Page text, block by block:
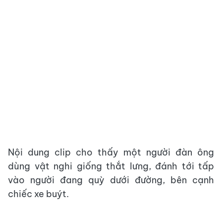
Nội dung clip cho thấy một người đàn ông
dùng vật nghi giống thắt lưng, đánh tới tấp
vào người đang quỳ dưới đường, bên cạnh
chiếc xe buýt.